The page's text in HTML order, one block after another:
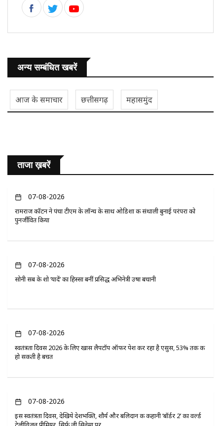
अन्य सम्बंधित खबरें
आज के समाचार छत्तीसगढ़ महासमुंद
ताजा ख़बरें
07-08-2026
रामराज कॉटन ने पंचा टीएम के लॉन्च के साथ ओडिशा की संथाली बुनाई परंपरा को
पुनर्जीवित किया
07-08-2026
सोनी सब के शो ‘यादें’ का हिस्सा बनीं प्रसिद्ध अभिनेत्री उषा बचानी
07-08-2026
स्वतंत्रता दिवस 2026 के लिए खास लैपटॉप ऑफर पेश कर रहा है एसुस, 53% तक की
हो सकती है बचत
07-08-2026
इस स्वतंत्रता दिवस, देखिये देशभक्ति, शौर्य और बलिदान की कहानी ‘बॉर्डर 2’ का वर्ल्ड